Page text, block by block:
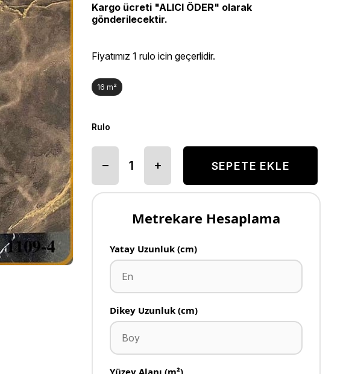
Kargo ücreti "ALICI ÖDER" olarak
gönderilecektir.
Fiyatımız 1 rulo icin geçerlidir.
16 m²
Rulo
Metrekare Hesaplama
Yatay Uzunluk (cm)
Dikey Uzunluk (cm)